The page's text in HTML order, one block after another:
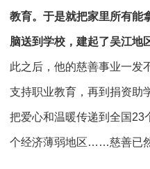
教育。于是就把家里所有能
脑送到学校，建起了吴江地
此之后，他的慈善事业一发
支持职业教育，再到捐资助
把爱心和温暖传递到全国23
个经济薄弱地区……慈善已